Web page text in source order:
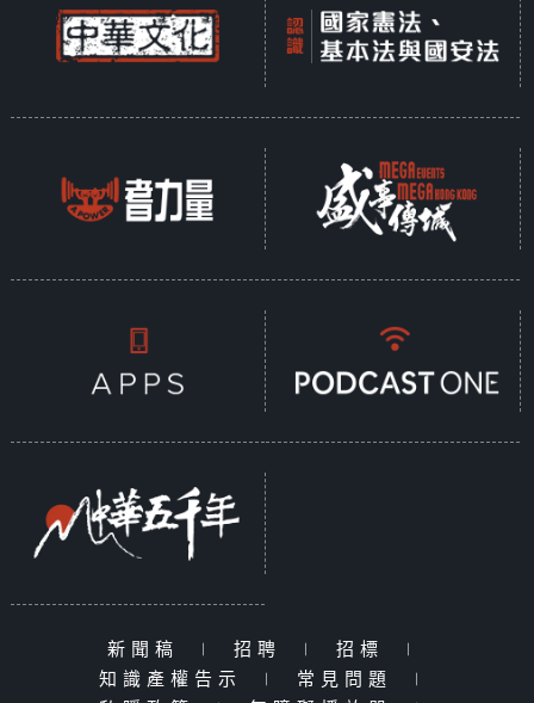
新聞稿 | 招聘 | 招標
|
知識產權告示
| 常見問題
|